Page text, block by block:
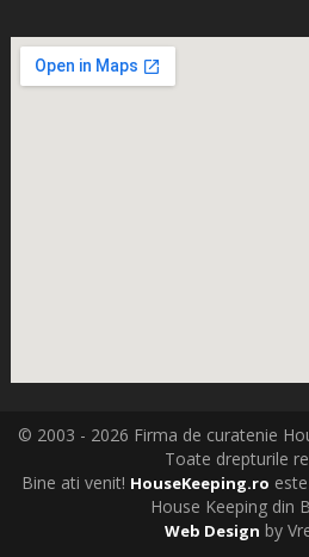
© 2003 - 2026 Firma de curatenie
Toate drepturile
Bine ati venit! HouseKeeping.ro
House Keeping din
Web Design by